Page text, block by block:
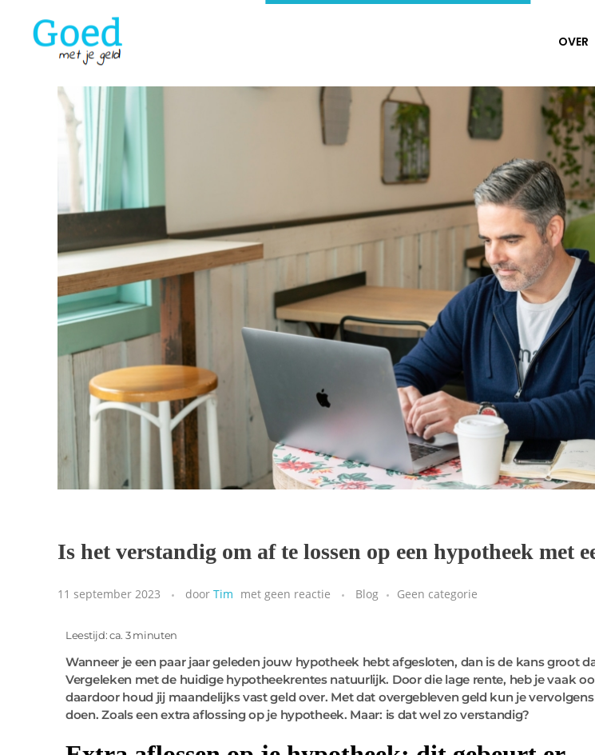
OVER
Is het verstandig om af te lossen op een hypotheek met
11 september 2023 door Tim met geen reactie Blog Geen categorie
Leestijd: ca. 3 minuten
Wanneer je een paar jaar geleden jouw hypotheek hebt afgesloten, dan is de kans groot
Vergeleken met de huidige hypotheekrentes natuurlijk. Door die lage rente, heb je vaak
daardoor houd jij maandelijks vast geld over. Met dat overgebleven geld kun je
doen. Zoals een extra aflossing op je hypotheek. Maar: is dat wel zo verstandig?